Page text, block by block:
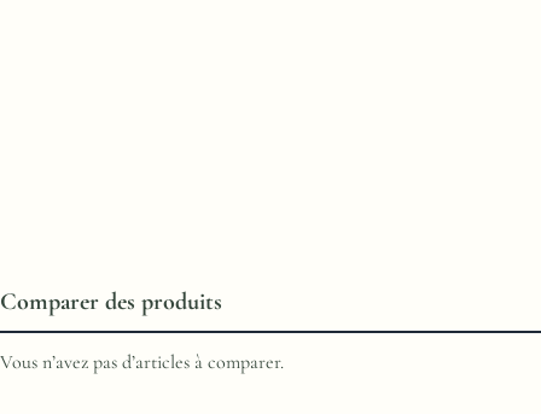
Comparer des produits
Vous n’avez pas d’articles à comparer.